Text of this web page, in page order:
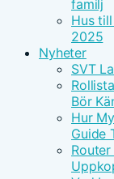
familj
Hus
2025
Nyheter
SVT
Bör
Hur
Guide